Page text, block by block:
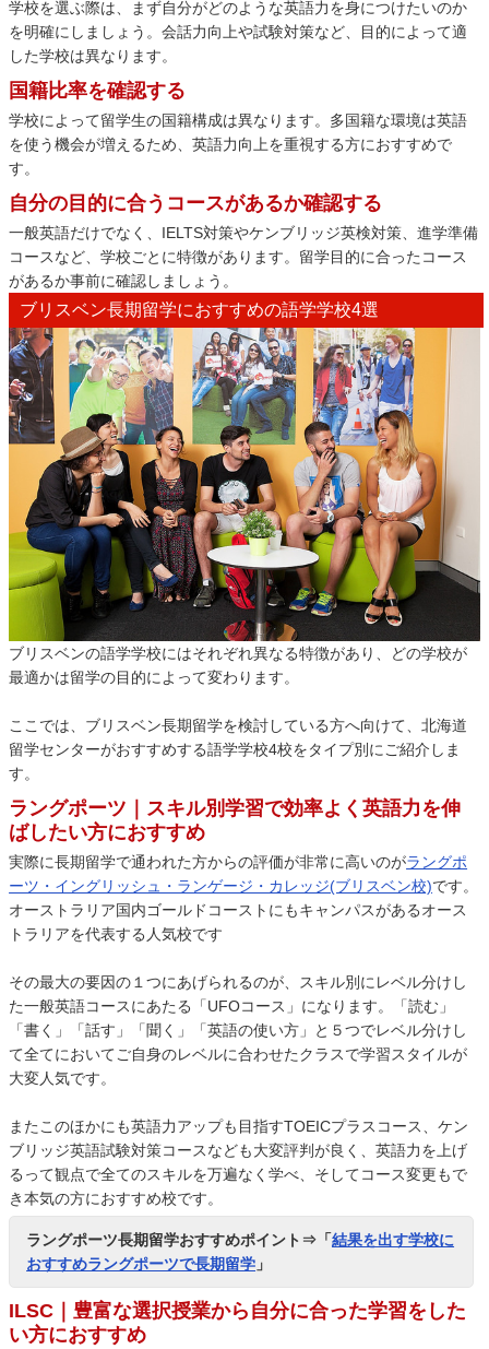
学校を選ぶ際は、まず自分がどのような英語力を身につけたいのか
を明確にしましょう。会話力向上や試験対策など、目的によって適
した学校は異なります。
国籍比率を確認する
学校によって留学生の国籍構成は異なります。多国籍な環境は英語
を使う機会が増えるため、英語力向上を重視する方におすすめで
す。
自分の目的に合うコースがあるか確認する
一般英語だけでなく、IELTS対策やケンブリッジ英検対策、進学準備
コースなど、学校ごとに特徴があります。留学目的に合ったコース
があるか事前に確認しましょう。
ブリスベン長期留学におすすめの語学学校4選
ブリスベンの語学学校にはそれぞれ異なる特徴があり、どの学校が
最適かは留学の目的によって変わります。
ここでは、ブリスベン長期留学を検討している方へ向けて、北海道
留学センターがおすすめする語学学校4校をタイプ別にご紹介しま
す。
ラングポーツ｜スキル別学習で効率よく英語力を伸
ばしたい方におすすめ
実際に長期留学で通われた方からの評価が非常に高いのがラングポ
ーツ・イングリッシュ・ランゲージ・カレッジ(ブリスベン校)です。
オーストラリア国内ゴールドコーストにもキャンパスがあるオース
トラリアを代表する人気校です
その最大の要因の１つにあげられるのが、スキル別にレベル分けし
た一般英語コースにあたる「UFOコース」になります。「読む」
「書く」「話す」「聞く」「英語の使い方」と５つでレベル分けし
て全てにおいてご自身のレベルに合わせたクラスで学習スタイルが
大変人気です。
またこのほかにも英語力アップも目指すTOEICプラスコース、ケン
ブリッジ英語試験対策コースなども大変評判が良く、英語力を上げ
るって観点で全てのスキルを万遍なく学べ、そしてコース変更もで
き本気の方におすすめ校です。
ラングポーツ長期留学おすすめポイント⇒「結果を出す学校に
おすすめラングポーツで長期留学 」
ILSC｜豊富な選択授業から自分に合った学習をした
い方におすすめ